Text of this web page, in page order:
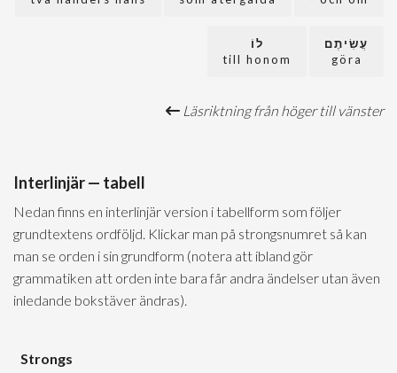
עֲשִׂיתֶם
göra
לוֹ
till honom
Läsriktning från höger till vänster
Interlinjär — tabell
Nedan finns en interlinjär version i tabellform som följer
grundtextens ordföljd. Klickar man på strongsnumret så kan
man se orden i sin grundform (notera att ibland gör
grammatiken att orden inte bara får andra ändelser utan även
inledande bokstäver ändras).
Strongs